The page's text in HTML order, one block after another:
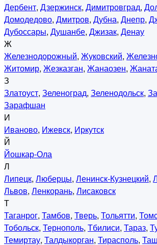
Дербент, Дзержинск, Димитровград,
Домодедово, Дмитров, Дубна, Днепр,
Дубоссары, Душанбе, Джизак, Денау
Ж
Железнодорожный, Жуковский,
Житомир, Жезказган, Жанаозен,
З
Златоуст, Зеленоград, Зеленодольск,
Зарафшан
И
Иваново, Ижевск, Иркутск
Й
Йошкар-Ола
Л
Липецк, Люберцы, Ленинск-Кузнецкий,
Львов, Ленкорань, Лисаковск
Т
Таганрог, Тамбов, Тверь, Тольятти,
Тобольск, Тернополь, Тбилиси, Тараз,
Темиртау, Талдыкорган, Тирасполь,